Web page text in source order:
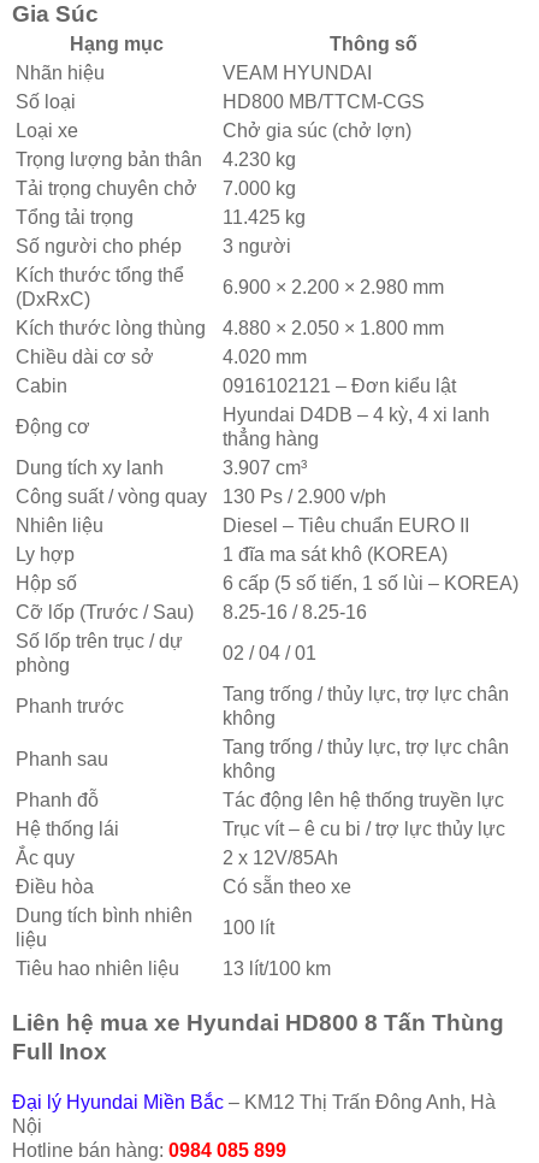
Gia Súc
Hạng mục
Thông số
Nhãn hiệu
VEAM HYUNDAI
Số loại
HD800 MB/TTCM-CGS
Loại xe
Chở gia súc (chở lợn)
Trọng lượng bản thân
4.230 kg
Tải trọng chuyên chở
7.000 kg
Tổng tải trọng
11.425 kg
Số người cho phép
3 người
Kích thước tổng thể
(DxRxC)
6.900 × 2.200 × 2.980 mm
Kích thước lòng thùng
4.880 × 2.050 × 1.800 mm
Chiều dài cơ sở
4.020 mm
Cabin
0916102121 – Đơn kiểu lật
Động cơ
Hyundai D4DB – 4 kỳ, 4 xi lanh
thẳng hàng
Dung tích xy lanh
3.907 cm³
Công suất / vòng quay
130 Ps / 2.900 v/ph
Nhiên liệu
Diesel – Tiêu chuẩn EURO II
Ly hợp
1 đĩa ma sát khô (KOREA)
Hộp số
6 cấp (5 số tiến, 1 số lùi – KOREA)
Cỡ lốp (Trước / Sau)
8.25-16 / 8.25-16
Số lốp trên trục / dự
phòng
02 / 04 / 01
Phanh trước
Tang trống / thủy lực, trợ lực chân
không
Phanh sau
Tang trống / thủy lực, trợ lực chân
không
Phanh đỗ
Tác động lên hệ thống truyền lực
Hệ thống lái
Trục vít – ê cu bi / trợ lực thủy lực
Ắc quy
2 x 12V/85Ah
Điều hòa
Có sẵn theo xe
Dung tích bình nhiên
liệu
100 lít
Tiêu hao nhiên liệu
13 lít/100 km
Liên hệ mua xe Hyundai HD800 8 Tấn Thùng
Full Inox
Đại lý Hyundai Miền Bắc – KM12 Thị Trấn Đông Anh, Hà
Nội
Hotline bán hàng: 0984 085 899